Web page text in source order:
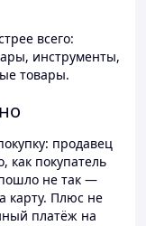
всего:
инструменты,
товары.
продавец
как покупатель
не так —
карту. Плюс не
платёж на